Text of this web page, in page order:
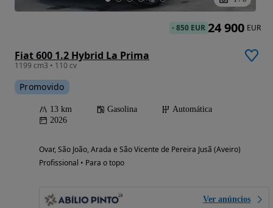
Fiat 600 1.2 Hybrid La Prima
1199 cm3 • 110 cv
Promovido
13 km Gasolina
Automática
2026
Ovar, São João, Arada e São Vicente de Pereira Jusã (Aveiro)
Profissional • Para o topo
Ver anúncios
-850 EUR 24 900 EUR